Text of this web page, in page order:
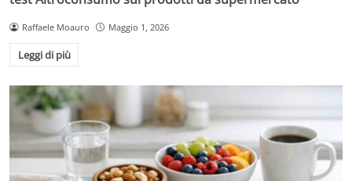
Raffaele Moauro Maggio 1, 2026
Leggi di più